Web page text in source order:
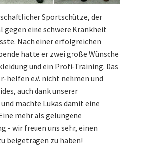
Sportschütze, der
gegen eine schwere Krankheit
Nach einer erfolgreichen
hatte er zwei große Wünsche
und ein Profi-Training. Das
helfen e.V. nicht nehmen und
auch dank unserer
machte Lukas damit eine
mehr als gelungene
- wir freuen uns sehr, einen
beigetragen zu haben!